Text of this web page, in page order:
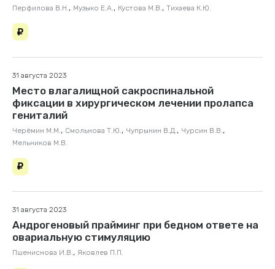
Перфилова В.Н., Музыко Е.А., Кустова М.В., Тихаева К.Ю.
31 августа 2023
Место влагалищной сакроспинальной
фиксации в хирургическом лечении пролапса
гениталий
Черёмин М.М., Смольнова Т.Ю., Чупрынин В.Д., Чурсин В.В.,
Мельников М.В.
31 августа 2023
Андрогеновый прайминг при бедном ответе на
овариальную стимуляцию
Пшениснова И.В., Яковлев П.П.